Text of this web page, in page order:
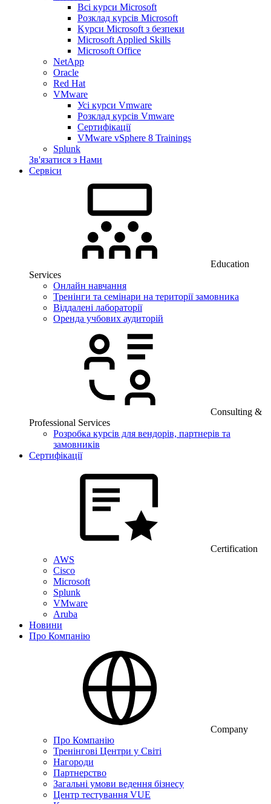
Всі курси Microsoft
Розклад курсів Microsoft
Kyрси Microsoft з безпеки
Microsoft Applied Skills
Microsoft Office
NetApp
Oracle
Red Hat
VMware
Усі курси Vmware
Розклад курсів Vmware
Сертифікації
VMware vSphere 8 Trainings
Splunk
Зв'язатися з Нами
Сервіси
Education
Services
Онлайн навчання
Тренінги та семінари на території замовника
Віддалені лабораторії
Оренда учбових аудиторій
Consulting &
Professional Services
Розробка курсів для вендорів, партнерів та
замовників
Сертифікації
Certification
AWS
Cisco
Microsoft
Splunk
VMware
Aruba
Новини
Про Компанію
Company
Про Компанію
Тренінгові Центри у Світі
Нагороди
Партнерство
Загальні умови ведення бізнесу
Центр тестування VUE